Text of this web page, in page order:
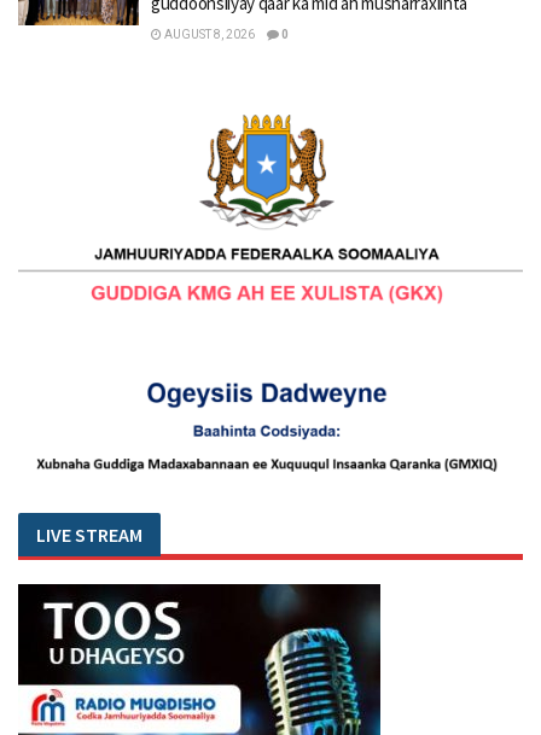
AUGUST 8, 2026 0
LIVE STREAM